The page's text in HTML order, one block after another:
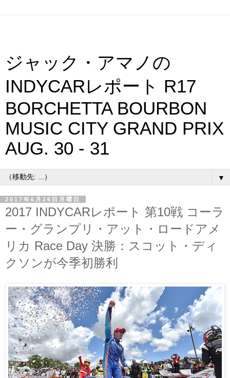
ジャック・アマノの
INDYCARレポート R17
BORCHETTA BOURBON
MUSIC CITY GRAND PRIX
AUG. 30 - 31
▼
2017年6月26日月曜日
2017 INDYCARレポート 第10戦 コーラ
ー・グランプリ・アット・ロードアメ
リカ Race Day 決勝：スコット・ディ
クソンが今季初勝利